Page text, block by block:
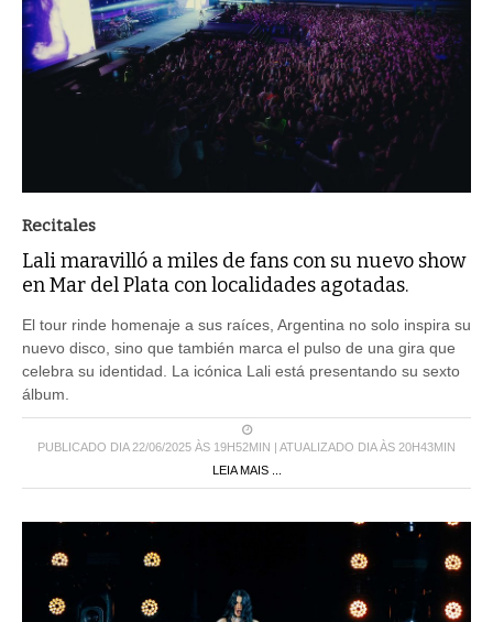
Recitales
Lali maravilló a miles de fans con su nuevo show
en Mar del Plata con localidades agotadas.
El tour rinde homenaje a sus raíces, Argentina no solo inspira su
nuevo disco, sino que también marca el pulso de una gira que
celebra su identidad. La icónica Lali está presentando su sexto
álbum.
PUBLICADO DIA 22/06/2025 ÀS 19H52MIN | ATUALIZADO DIA ÀS 20H43MIN
LEIA MAIS ...